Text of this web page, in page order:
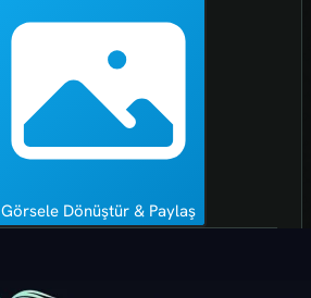
Görsele Dönüştür & Paylaş